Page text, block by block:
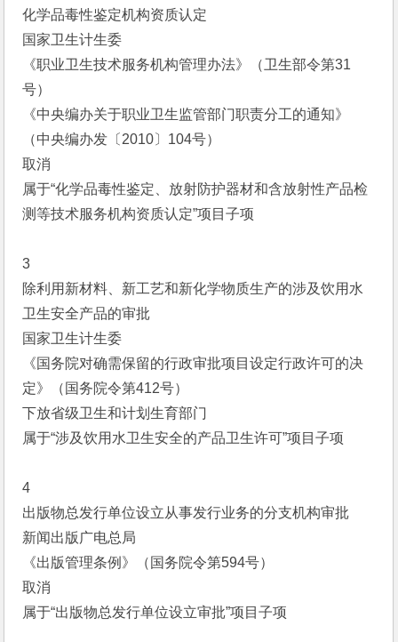
化学品毒性鉴定机构资质认定
国家卫生计生委
《职业卫生技术服务机构管理办法》（卫生部令第31
号）
《中央编办关于职业卫生监管部门职责分工的通知》
（中央编办发〔2010〕104号）
取消
属于“化学品毒性鉴定、放射防护器材和含放射性产品检
测等技术服务机构资质认定”项目子项
3
除利用新材料、新工艺和新化学物质生产的涉及饮用水
卫生安全产品的审批
国家卫生计生委
《国务院对确需保留的行政审批项目设定行政许可的决
定》（国务院令第412号）
下放省级卫生和计划生育部门
属于“涉及饮用水卫生安全的产品卫生许可”项目子项
4
出版物总发行单位设立从事发行业务的分支机构审批
新闻出版广电总局
《出版管理条例》（国务院令第594号）
取消
属于“出版物总发行单位设立审批”项目子项